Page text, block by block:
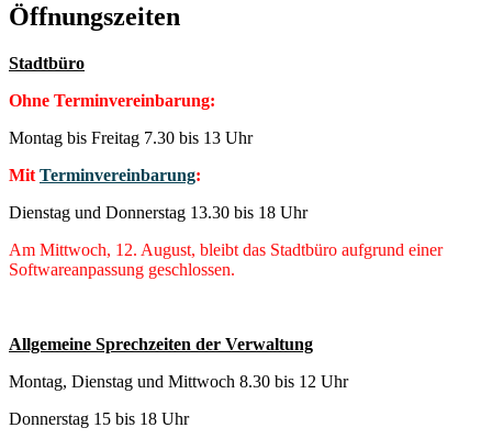
Öffnungszeiten
Stadtbüro
Ohne Terminvereinbarung:
Montag bis Freitag 7.30 bis 13 Uhr
Mit Terminvereinbarung:
Dienstag und Donnerstag 13.30 bis 18 Uhr
Am Mittwoch, 12. August, bleibt das Stadtbüro aufgrund einer
Softwareanpassung geschlossen.
Allgemeine Sprechzeiten der Verwaltung
Montag, Dienstag und Mittwoch 8.30 bis 12 Uhr
Donnerstag 15 bis 18 Uhr